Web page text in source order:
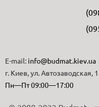
E-mail: info@budmat.kiev.ua
г. Киев, ул. Автозаводская,
Пн—Пт 09:00—17:00